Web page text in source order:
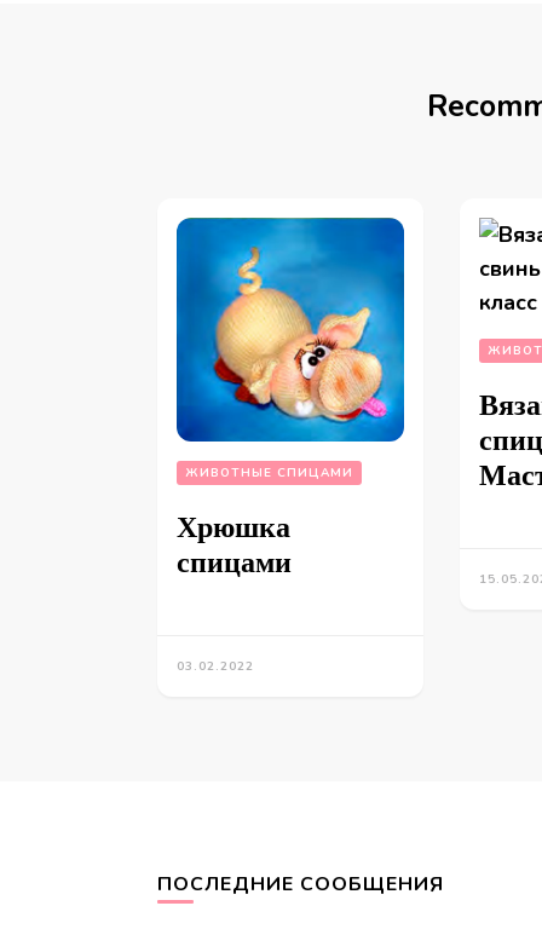
ЖИВОТНЫЕ СПИЦАМИ
Хрюшка
спицами
03.02.2022
ПОСЛЕДНИЕ СООБЩЕНИЯ